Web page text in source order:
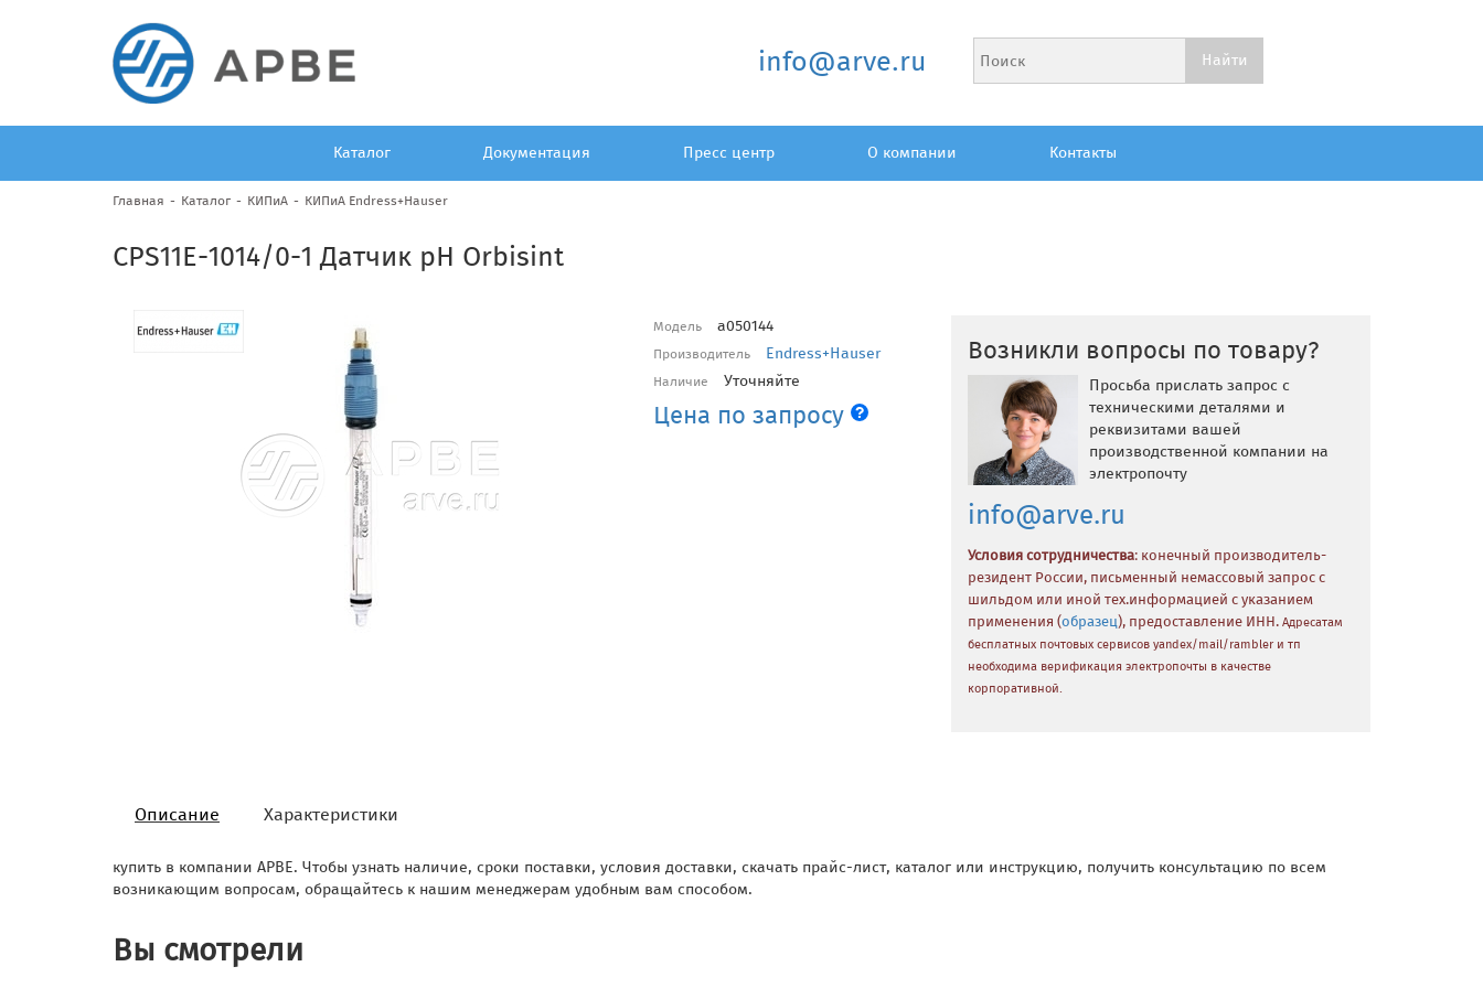
info@arve.ru
Каталог Документация Пресс центр О компании Контакты
Главная Каталог КИПиА КИПиА Endress+Hauser
CPS11E-1014/0-1 Датчик pH Orbisint
Модель a050144
Производитель Endress+Hauser
Наличие Уточняйте
Цена по запросу
Возникли вопросы по товару?
Просьба прислать запрос с
техническими деталями и
реквизитами вашей
производственной компании на
электропочту
info@arve.ru
Условия сотрудничества: конечный производитель-
резидент России, письменный немассовый запрос с
шильдом или иной тех.информацией с указанием
применения (образец), предоставление ИНН. Адресатам
бесплатных почтовых сервисов yandex/mail/rambler и тп
необходима верификация электропочты в качестве
корпоративной.
Описание Характеристики
купить в компании АРВЕ. Чтобы узнать наличие, сроки поставки, условия доставки, скачать прайс-лист, каталог или инструкцию, получить консультацию по всем
возникающим вопросам, обращайтесь к нашим менеджерам удобным вам способом.
Вы смотрели